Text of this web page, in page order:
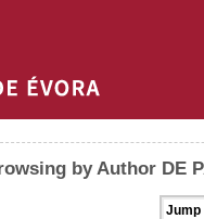
by Author DE
Jump